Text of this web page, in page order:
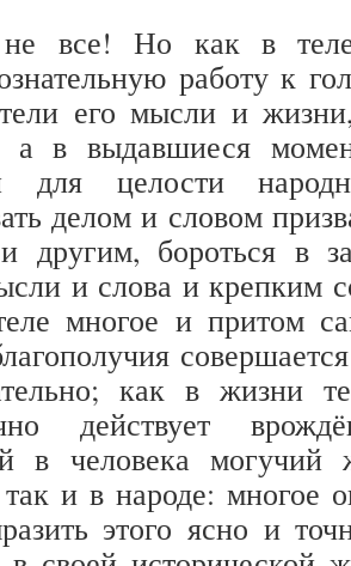
все! Но как в
работу к
его мысли и
а в выдавшиеся
для целости
делом и словом
другим, бороться в
и слова и крепким
многое и притом
как в жизни
действует
в человека могучий
и в народе: многое
этого ясно и